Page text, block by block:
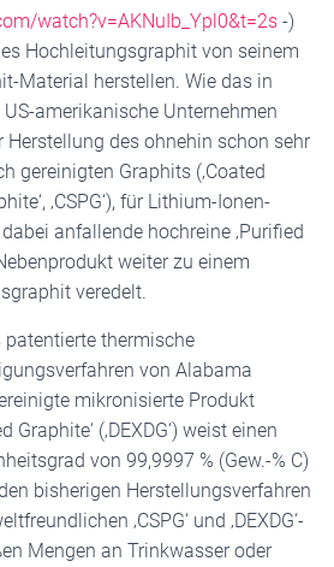
watch?v=AKNuIb_Ypl0&t=2s -)
Hochleitungsgraphit von seinem
Material herstellen. Wie das in
amerikanische Unternehmen
Herstellung des ohnehin schon sehr
gereinigten Graphits (‚Coated
‚CSPG‘), für Lithium-Ionen-
anfallende hochreine ‚Purified
weiter zu einem
veredelt.
thermische
von Alabama
mikronisierte Produkt
Graphite‘ (‚DEXDG‘) weist einen
von 99,9997 % (Gew.-% C)
bisherigen Herstellungsverfahren
‚CSPG‘ und ‚DEXDG‘-
Mengen an Trinkwasser oder